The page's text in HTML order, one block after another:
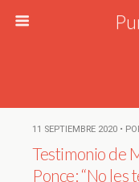
11 SEPTIEMBRE 2020 •
Testimonio de
Ponce: “No les